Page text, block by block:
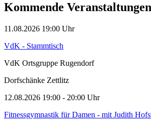
Kommende Veranstaltungen
11.08.2026 19:00 Uhr
VdK - Stammtisch
VdK Ortsgruppe Rugendorf
Dorfschänke Zettlitz
12.08.2026 19:00 - 20:00 Uhr
Fitnessgymnastik für Damen - mit Judith